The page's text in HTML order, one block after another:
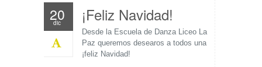
20
dic ¡Feliz Navidad!
Desde la Escuela de Danza Liceo La
Paz queremos desearos a todos una
¡feliz Navidad!